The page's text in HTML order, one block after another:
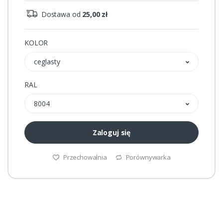
Dostawa od 25,00 zł
KOLOR
ceglasty
RAL
8004
Zaloguj się
Przechowalnia Porównywarka